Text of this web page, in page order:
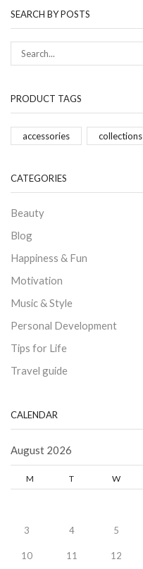
SEARCH BY POSTS
PRODUCT TAGS
accessories collections
CATEGORIES
Beauty
Blog
Happiness & Fun
Motivation
Music & Style
Personal Development
Tips for Life
Travel guide
CALENDAR
August 2026
M T W
3 4 5
10 11 12